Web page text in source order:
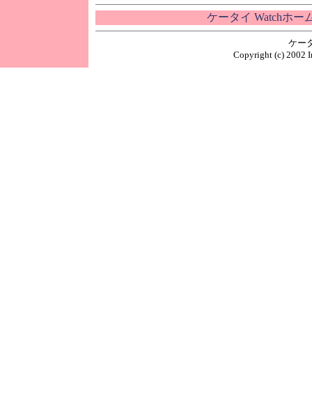
ケータイ Watchホー
ケー
Copyright (c) 2002